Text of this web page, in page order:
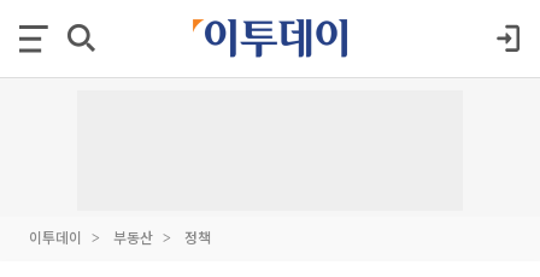
이투데이 부동산 정책